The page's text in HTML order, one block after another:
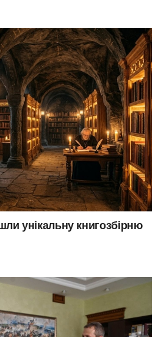
унікальну книгозбірню